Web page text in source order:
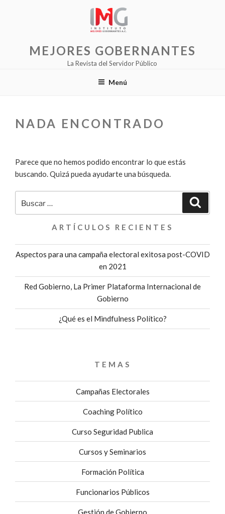
MEJORES GOBERNANTES
La Revista del Servidor Público
Menú
NADA ENCONTRADO
Parece que no hemos podido encontrar lo que estás
buscando. Quizá pueda ayudarte una búsqueda.
por:
ARTÍCULOS RECIENTES
Aspectos para una campaña electoral exitosa post-COVID
en 2021
Red Gobierno, La Primer Plataforma Internacional de
Gobierno
¿Qué es el Mindfulness Político?
TEMAS
Campañas Electorales
Coaching Político
Curso Seguridad Publica
Cursos y Seminarios
Formación Política
Funcionarios Públicos
Gestión de Gobierno